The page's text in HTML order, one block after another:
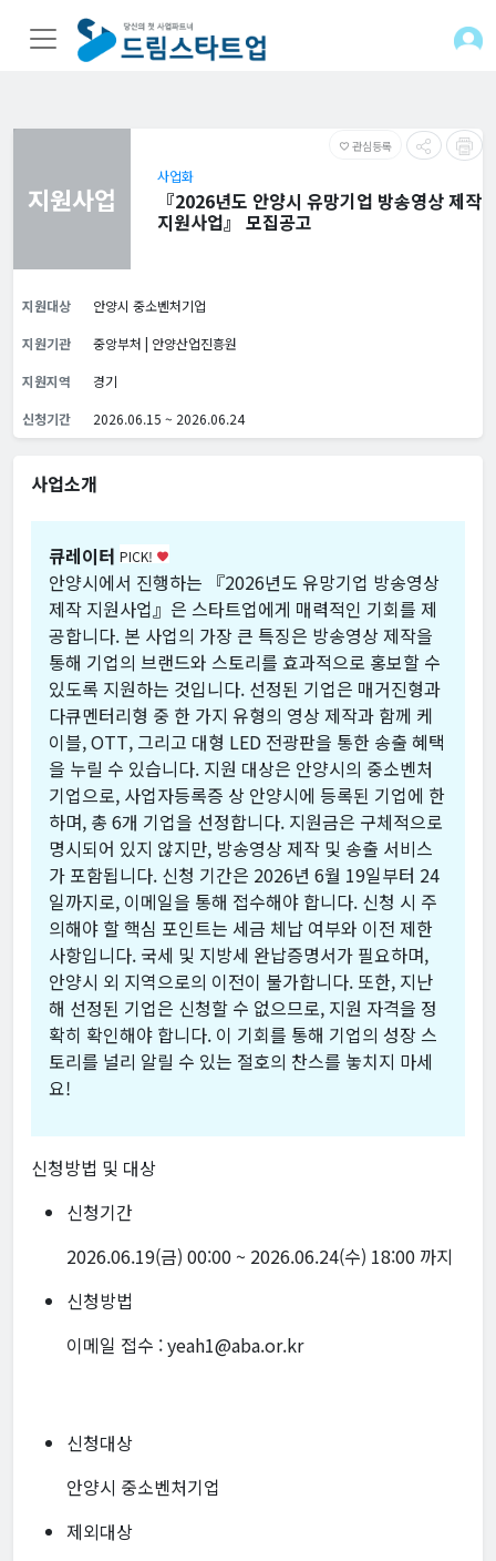
favorite_border 관심등록
지원사업
사업화
『2026년도 안양시 유망기업 방송영상 제작
지원사업』 모집공고
지원대상
안양시 중소벤처기업
지원기관
중앙부처 | 안양산업진흥원
지원지역
경기
신청기간
2026.06.15 ~ 2026.06.24
사업소개
큐레이터 PICK! favorite
안양시에서 진행하는 『2026년도 유망기업 방송영상
제작 지원사업』은 스타트업에게 매력적인 기회를 제
공합니다. 본 사업의 가장 큰 특징은 방송영상 제작을
통해 기업의 브랜드와 스토리를 효과적으로 홍보할 수
있도록 지원하는 것입니다. 선정된 기업은 매거진형과
다큐멘터리형 중 한 가지 유형의 영상 제작과 함께 케
이블, OTT, 그리고 대형 LED 전광판을 통한 송출 혜택
을 누릴 수 있습니다. 지원 대상은 안양시의 중소벤처
기업으로, 사업자등록증 상 안양시에 등록된 기업에 한
하며, 총 6개 기업을 선정합니다. 지원금은 구체적으로
명시되어 있지 않지만, 방송영상 제작 및 송출 서비스
가 포함됩니다. 신청 기간은 2026년 6월 19일부터 24
일까지로, 이메일을 통해 접수해야 합니다. 신청 시 주
의해야 할 핵심 포인트는 세금 체납 여부와 이전 제한
사항입니다. 국세 및 지방세 완납증명서가 필요하며,
안양시 외 지역으로의 이전이 불가합니다. 또한, 지난
해 선정된 기업은 신청할 수 없으므로, 지원 자격을 정
확히 확인해야 합니다. 이 기회를 통해 기업의 성장 스
토리를 널리 알릴 수 있는 절호의 찬스를 놓치지 마세
요!
신청방법 및 대상
신청기간
2026.06.19(금) 00:00 ~ 2026.06.24(수) 18:00 까지
신청방법
이메일 접수 : yeah1@aba.or.kr
신청대상
안양시 중소벤처기업
제외대상